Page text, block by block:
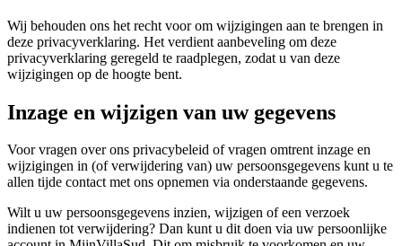
Wij behouden ons het recht voor om wijzigingen aan te brengen in
deze privacyverklaring. Het verdient aanbeveling om deze
privacyverklaring geregeld te raadplegen, zodat u van deze
wijzigingen op de hoogte bent.
Inzage en wijzigen van uw gegevens
Voor vragen over ons privacybeleid of vragen omtrent inzage en
wijzigingen in (of verwijdering van) uw persoonsgegevens kunt u te
allen tijde contact met ons opnemen via onderstaande gegevens.
Wilt u uw persoonsgegevens inzien, wijzigen of een verzoek
indienen tot verwijdering? Dan kunt u dit doen via uw persoonlijke